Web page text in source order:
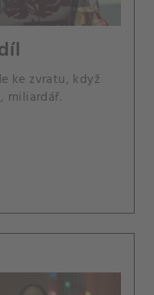
ke zvratu, když
miliardář.